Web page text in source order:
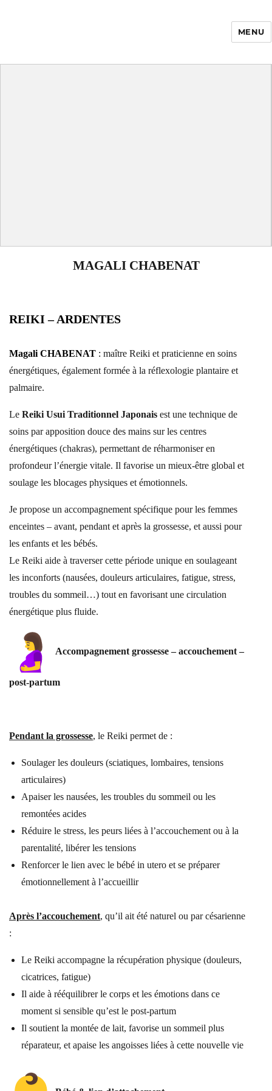
Enfance Made in
MENU
MAGALI CHABENAT
REIKI – ARDENTES
Magali CHABENAT : maître Reiki et praticienne en soins
énergétiques, également formée à la réflexologie plantaire et
palmaire.
Le Reiki Usui Traditionnel Japonais est une technique de
soins par apposition douce des mains sur les centres
énergétiques (chakras), permettant de réharmoniser en
profondeur l’énergie vitale. Il favorise un mieux-être global et
soulage les blocages physiques et émotionnels.
Je propose un accompagnement spécifique pour les femmes
enceintes – avant, pendant et après la grossesse, et aussi pour
les enfants et les bébés.
Le Reiki aide à traverser cette période unique en soulageant
les inconforts (nausées, douleurs articulaires, fatigue, stress,
troubles du sommeil…) tout en favorisant une circulation
énergétique plus fluide.
Accompagnement grossesse – accouchement –
post-partum
Pendant la grossesse, le Reiki permet de :
Soulager les douleurs (sciatiques, lombaires, tensions
articulaires)
Apaiser les nausées, les troubles du sommeil ou les
remontées acides
Réduire le stress, les peurs liées à l’accouchement ou à la
parentalité, libérer les tensions
Renforcer le lien avec le bébé in utero et se préparer
émotionnellement à l’accueillir
Après l’accouchement, qu’il ait été naturel ou par césarienne
:
Le Reiki accompagne la récupération physique (douleurs,
cicatrices, fatigue)
Il aide à rééquilibrer le corps et les émotions dans ce
moment si sensible qu’est le post-partum
Il soutient la montée de lait, favorise un sommeil plus
réparateur, et apaise les angoisses liées à cette nouvelle vie